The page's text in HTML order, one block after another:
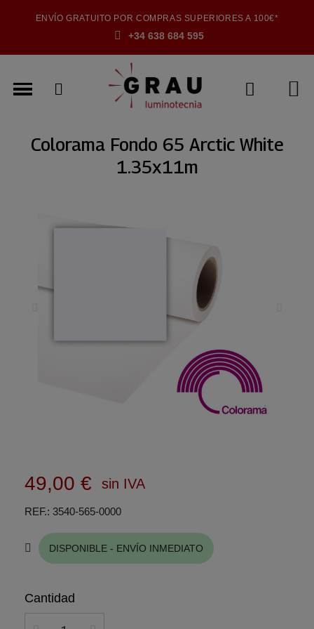
ENVÍO GRATUITO POR COMPRAS SUPERIORES A 100€*
+34 638 684 595
Colorama Fondo 65 Arctic White
1.35x11m
49,00 € sin IVA
REF. 3540-565-0000
DISPONIBLE - ENVÍO INMEDIATO
Cantidad